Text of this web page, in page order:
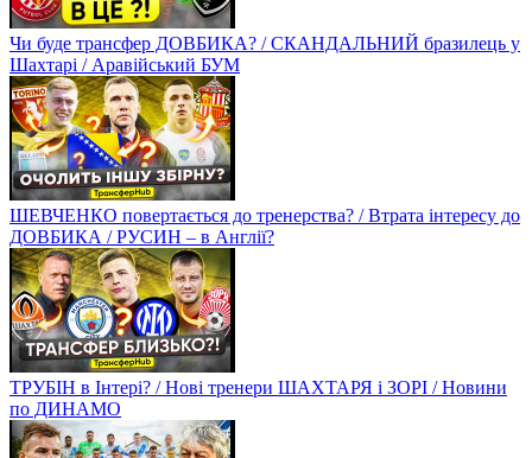
Чи буде трансфер ДОВБИКА? / СКАНДАЛЬНИЙ бразилець у
Шахтарі / Аравійський БУМ
ШЕВЧЕНКО повертається до тренерства? / Втрата інтересу до
ДОВБИКА / РУСИН – в Англії?
ТРУБІН в Інтері? / Нові тренери ШАХТАРЯ і ЗОРІ / Новини
по ДИНАМО